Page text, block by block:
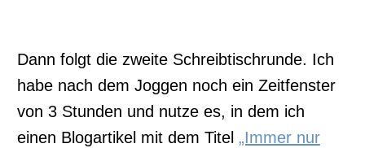
Dann folgt die zweite Schreibtischrunde. Ich
habe nach dem Joggen noch ein Zeitfenster
von 3 Stunden und nutze es, in dem ich
einen Blogartikel mit dem Titel „Immer nur